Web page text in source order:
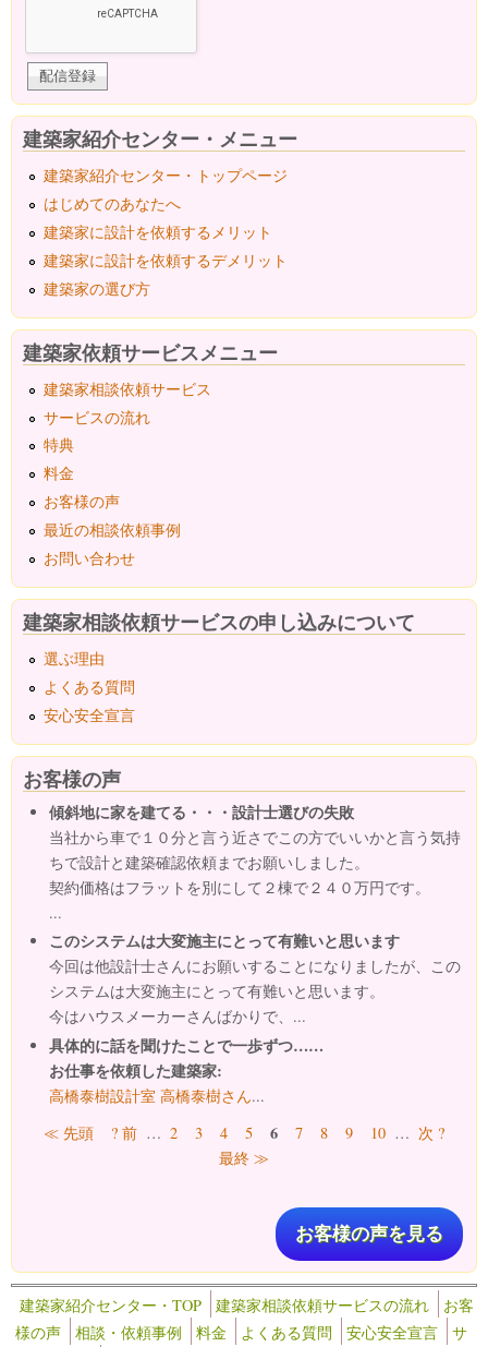
建築家紹介センター・メニュー
建築家紹介センター・トップページ
はじめてのあなたへ
建築家に設計を依頼するメリット
建築家に設計を依頼するデメリット
建築家の選び方
建築家依頼サービスメニュー
建築家相談依頼サービス
サービスの流れ
特典
料金
お客様の声
最近の相談依頼事例
お問い合わせ
建築家相談依頼サービスの申し込みについて
選ぶ理由
よくある質問
安心安全宣言
お客様の声
傾斜地に家を建てる・・・設計士選びの失敗
当社から車で１０分と言う近さでこの方でいいかと言う気持
ちで設計と建築確認依頼までお願いしました。
契約価格はフラットを別にして２棟で２４０万円です。
...
このシステムは大変施主にとって有難いと思います
今回は他設計士さんにお願いすることになりましたが、この
システムは大変施主にとって有難いと思います。
今はハウスメーカーさんばかりで、...
具体的に話を聞けたことで一歩ずつ……
お仕事を依頼した建築家:
高橋泰樹設計室 高橋泰樹さん...
ページ
≪ 先頭 ? 前 … 2 3 4 5 6 7 8 9 10 … 次 ?
最終 ≫
お客様の声を見る
建築家紹介センター・TOP 建築家相談依頼サービスの流れ
お客
様の声
相談・依頼事例 料金 よくある質問 安心安全宣言
サ